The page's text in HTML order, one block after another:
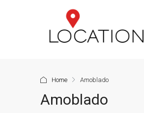
Home Amoblado
Amoblado